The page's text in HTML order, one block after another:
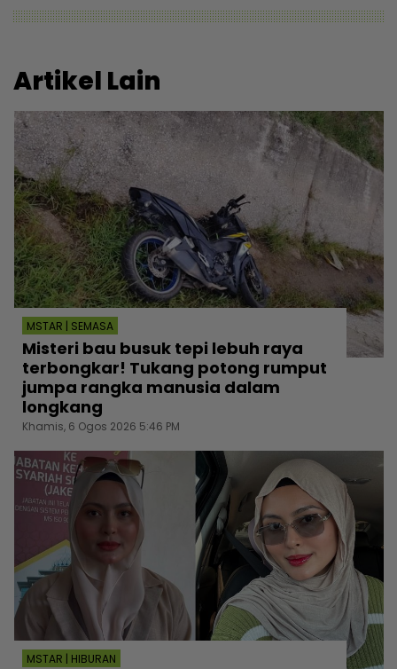
Artikel Lain
MSTAR | SEMASA
Misteri bau busuk tepi lebuh raya
terbongkar! Tukang potong rumput
jumpa rangka manusia dalam
longkang
Khamis, 6 Ogos 2026 5:46 PM
MSTAR | HIBURAN